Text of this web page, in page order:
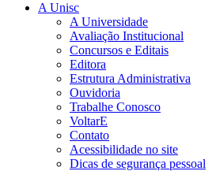
A Unisc
A Universidade
Avaliação Institucional
Concursos e Editais
Editora
Estrutura Administrativa
Ouvidoria
Trabalhe Conosco
VoltarE
Contato
Acessibilidade no site
Dicas de segurança pessoal